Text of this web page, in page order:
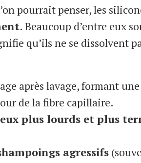
pourrait penser, les
. Beaucoup d’entre eux
qu’ils ne se dissolvent
après lavage, formant une
de la fibre capillaire.
plus lourds et plus
agressifs